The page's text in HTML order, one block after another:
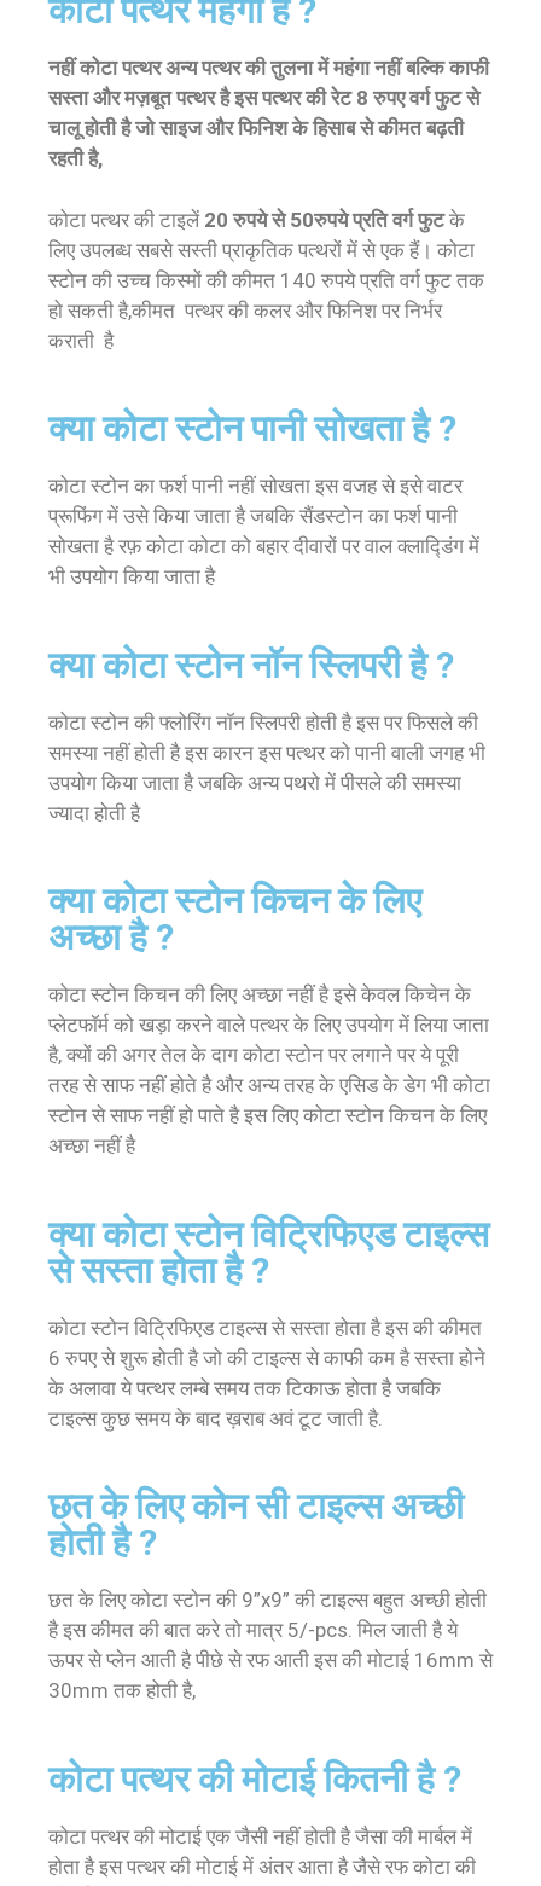
कोटा पत्थर महंगा है ?
नहीं कोटा पत्थर अन्य पत्थर की तुलना में महंगा नहीं बल्कि काफी
सस्ता और मज़बूत पत्थर है इस पत्थर की रेट 8 रुपए वर्ग फुट से
चालू होती है जो साइज और फिनिश के हिसाब से कीमत बढ़ती
रहती है,
कोटा पत्थर की टाइलें 20 रुपये से 50रुपये प्रति वर्ग फुटके
लिए उपलब्ध सबसे सस्ती प्राकृतिक पत्थरों में से एक हैं। कोटा
स्टोन की उच्च किस्मों की कीमत 140 रुपये प्रति वर्ग फुट तक
हो सकती है,कीमत पत्थर की कलर और फिनिश पर निर्भर
कराती है
क्या कोटा स्टोन पानी सोखता है ?
कोटा स्टोन का फर्श पानी नहीं सोखता इस वजह से इसे वाटर
प्रूफिंग में उसे किया जाता है जबकि सैंडस्टोन का फर्श पानी
सोखता है रफ़ कोटा कोटा को बहार दीवारों पर वाल क्लाद्डिंग में
भी उपयोग किया जाता है
क्या कोटा स्टोन नॉन स्लिपरी है ?
कोटा स्टोन की फ्लोरिंग नॉन स्लिपरी होती है इस पर फिसले की
समस्या नहीं होती है इस कारन इस पत्थर को पानी वाली जगह भी
उपयोग किया जाता है जबकि अन्य पथरो में पीसले की समस्या
ज्यादा होती है
क्या कोटा स्टोन किचन के लिए
अच्छा है ?
कोटा स्टोन किचन की लिए अच्छा नहीं है इसे केवल किचेन के
प्लेटफॉर्म को खड़ा करने वाले पत्थर के लिए उपयोग में लिया जाता
है, क्यों की अगर तेल के दाग कोटा स्टोन पर लगाने पर ये पूरी
तरह से साफ नहीं होते है और अन्य तरह के एसिड के डेग भी कोटा
स्टोन से साफ नहीं हो पाते है इस लिए कोटा स्टोन किचन के लिए
अच्छा नहीं है
क्या कोटा स्टोन विट्रिफिएड टाइल्स
से सस्ता होता है ?
कोटा स्टोन विट्रिफिएड टाइल्स से सस्ता होता है इस की कीमत
6 रुपए से शुरू होती है जो की टाइल्स से काफी कम है सस्ता होने
के अलावा ये पत्थर लम्बे समय तक टिकाऊ होता है जबकि
टाइल्स कुछ समय के बाद ख़राब अवं टूट जाती है.
छत के लिए कोन सी टाइल्स अच्छी
होती है ?
छत के लिए कोटा स्टोन की 9”x9” की टाइल्स बहुत अच्छी होती
है इस कीमत की बात करे तो मात्र 5/-pcs. मिल जाती है ये
ऊपर से प्लेन आती है पीछे से रफ आती इस की मोटाई 16mm से
30mm तक होती है,
कोटा पत्थर की मोटाई कितनी है ?
कोटा पत्थर की मोटाई एक जैसी नहीं होती है जैसा की मार्बल में
होता है इस पत्थर की मोटाई में अंतर आता है जैसे रफ कोटा की